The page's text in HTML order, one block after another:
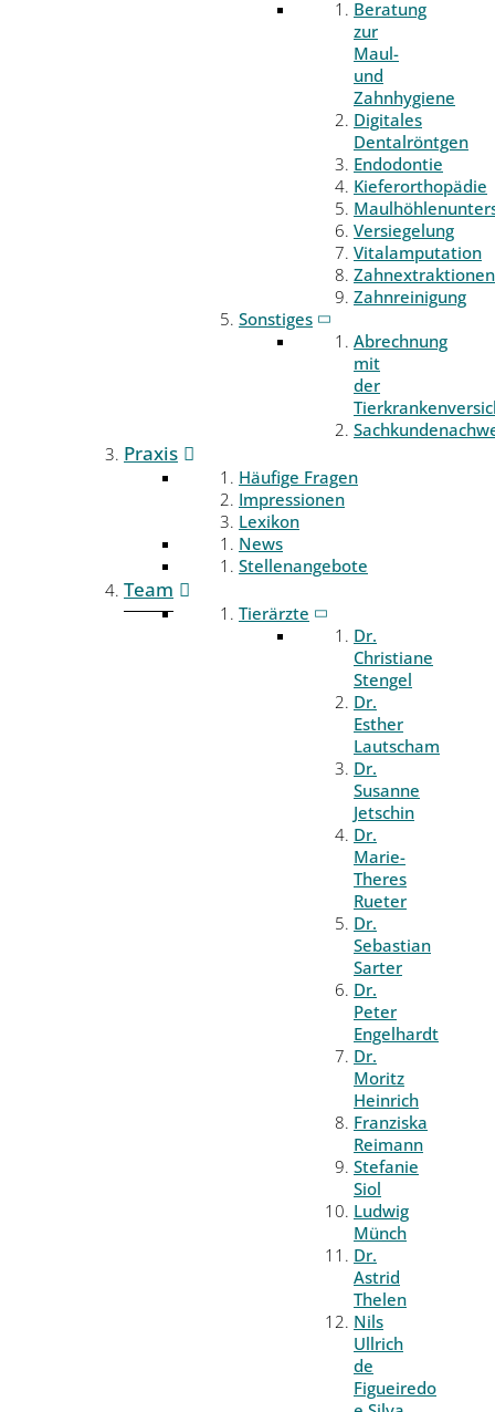
Beratung
zur
Maul-
und
Zahnhygiene
Digitales
Dentalröntgen
Endodontie
Kieferorthopädie
Versiegelung
Vitalamputation
Zahnextraktionen
Zahnreinigung
Sonstiges
Abrechnung
mit
der
Praxis
Häufige Fragen
Impressionen
Lexikon
News
Stellenangebote
Team
Tierärzte
Dr.
Christiane
Stengel
Dr.
Esther
Lautscham
Dr.
Susanne
Jetschin
Dr.
Marie-
Theres
Rueter
Dr.
Sebastian
Sarter
Dr.
Peter
Engelhardt
Dr.
Moritz
Heinrich
Franziska
Reimann
Stefanie
Siol
Ludwig
Münch
Dr.
Astrid
Thelen
Nils
Ullrich
de
Figueiredo